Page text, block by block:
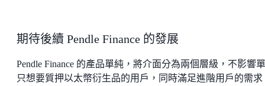
期待後續 Pendle Finance 的發展
Pendle Finance 的產品單純，將介面分為兩個層級，不影響
只想要質押以太幣衍生品的用戶，同時滿足進階用戶的需求